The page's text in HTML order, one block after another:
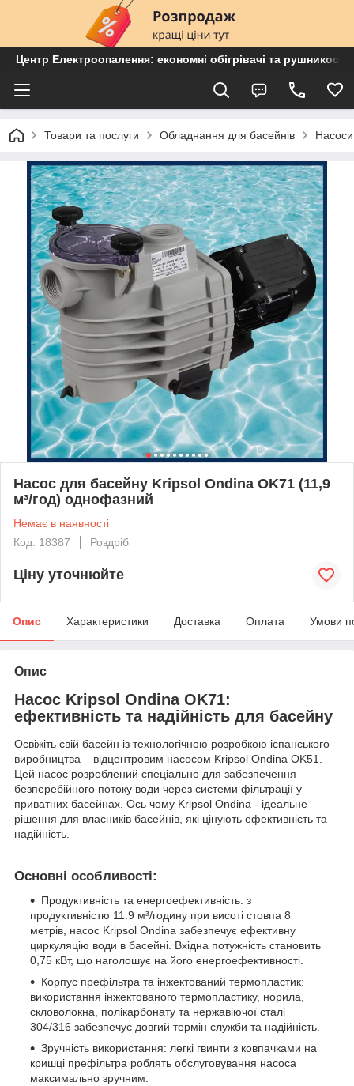
Центр Електроопалення: економні обігрівачі та
Товари та послуги Обладнання для басейнів
Насос для басейну Kripsol Ondina OK71 (11,9
м³/год) однофазний
Немає в наявності
Код: 18387
Роздріб
Ціну уточнюйте
Опис Характеристики Доставка Оплата Умови
Опис
Насос Kripsol Ondina OK71:
ефективність та надійність для басейну
Освіжіть свій басейн із технологічною розробкою іспанського
виробництва – відцентровим насосом Kripsol Ondina OK51.
Цей насос розроблений спеціально для забезпечення
безперебійного потоку води через системи фільтрації у
приватних басейнах. Ось чому Kripsol Ondina - ідеальне
рішення для власників басейнів, які цінують ефективність та
надійність.
Основні особливості:
Продуктивність та енергоефективність: з
продуктивністю 11.9 м³/годину при висоті стовпа 8
метрів, насос Kripsol Ondina забезпечує ефективну
циркуляцію води в басейні. Вхідна потужність становить
0,75 кВт, що наголошує на його енергоефективності.
Корпус префільтра та інжектований термопластик:
використання інжектованого термопластику, норила,
скловолокна, полікарбонату та нержавіючої сталі
304/316 забезпечує довгий термін служби та надійність.
Зручність використання: легкі гвинти з ковпачками на
кришці префільтра роблять обслуговування насоса
максимально зручним.